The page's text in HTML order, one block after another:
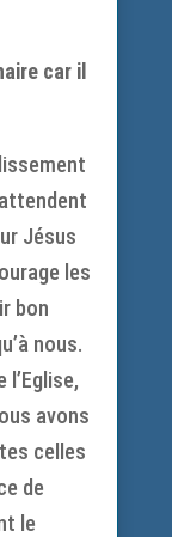
car il
Jésus
les
bon
nous.
avons
celles
de
le